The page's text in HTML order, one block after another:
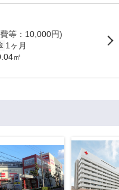
等：10,000円)
1ヶ月
㎡